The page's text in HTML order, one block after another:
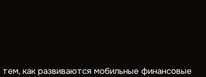
как развиваются мобильные финансовые